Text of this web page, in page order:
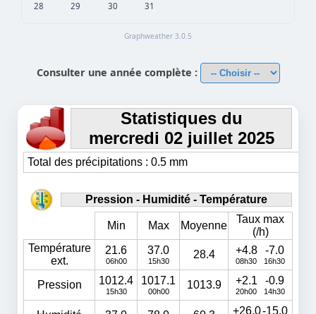
28
29 30 31
Graphweather 3.0.5
Consulter une année complète :